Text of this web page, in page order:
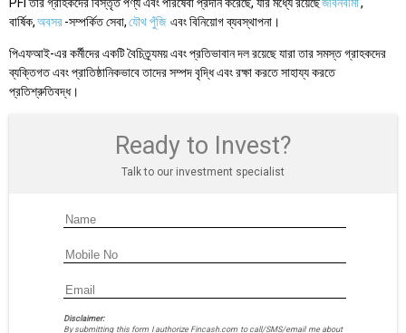
বার্ষিক,অবসর-সম্পর্কিত সেবা,যৌথ পুঁজি এবং বিনিয়োগ ব্যবস্থাপনা।
পিএফআই-এর কর্মীদের একটি বৈচিত্র্যময় এবং প্রতিভাবান দল রয়েছে যারা তার সমস্ত গ্রাহকদের
ব্যক্তিগত এবং প্রাতিষ্ঠানিকভাবে তাদের সম্পদ বৃদ্ধি এবং রক্ষা করতে সাহায্য করতে
প্রতিশ্রুতিবদ্ধ।
Ready to Invest?
Talk to our investment specialist
Disclaimer:
By submitting this form I authorize Fincash.com to call/SMS/email me about